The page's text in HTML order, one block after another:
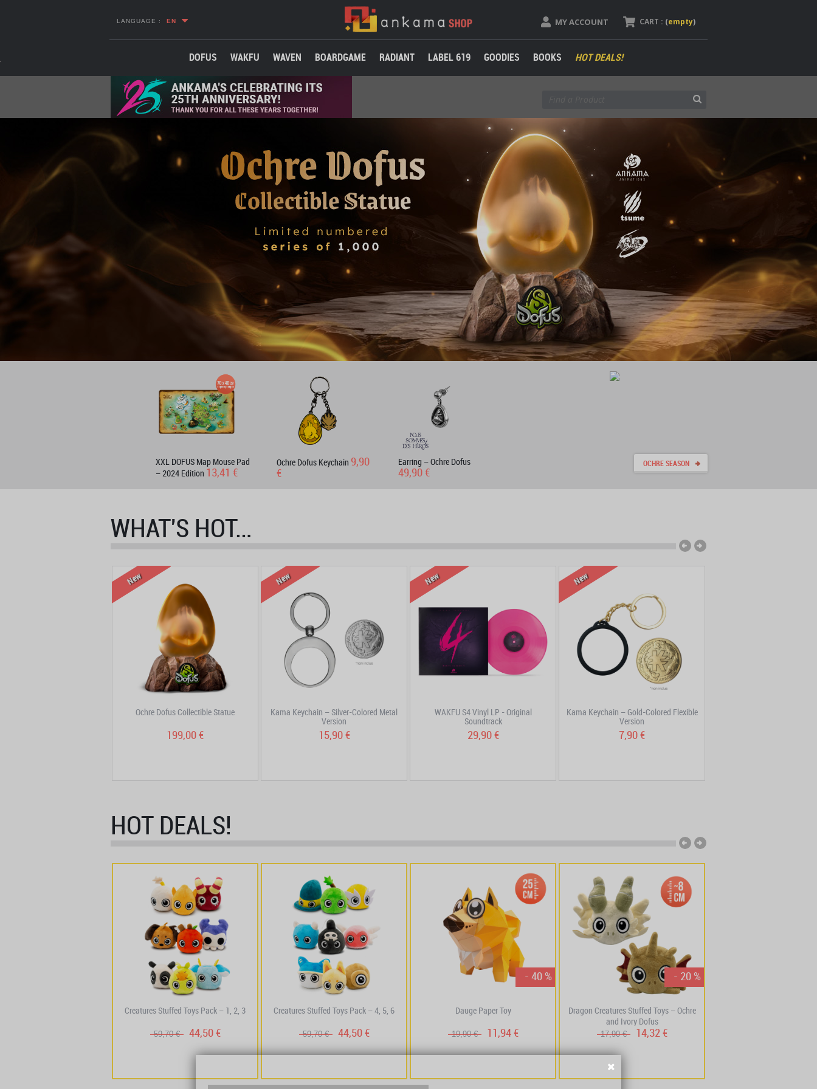
LANGUAGE : EN CART : (empty)
MY ACCOUNT
DOFUS WAKFU WAVEN BOARDGAME RADIANT LABEL 619 GOODIES BOOKS HOT DEALS!
XXL DOFUS Map Mouse Pad
– 2024 Edition 13,41 €
Ochre Dofus Keychain 9,90
€
Earring – Ochre Dofus
49,90 €
OCHRE SEASON
WHAT'S HOT…
New
Ochre Dofus Collectible Statue
199,00 €
New
Kama Keychain – Silver-Colored Metal
Version
15,90 €
New
WAKFU S4 Vinyl LP - Original
Soundtrack
29,90 €
New
Kama Keychain – Gold-Colored Flexible
Version
7,90 €
HOT DEALS!
Creatures Stuffed Toys Pack – 1, 2, 3
59,70 € 44,50 €
Creatures Stuffed Toys Pack – 4, 5, 6
59,70 € 44,50 €
- 40 %
Dauge Paper Toy
19,90 € 11,94 €
- 20 %
Dragon Creatures Stuffed Toys – Ochre
and Ivory Dofus
17,90 € 14,32 €